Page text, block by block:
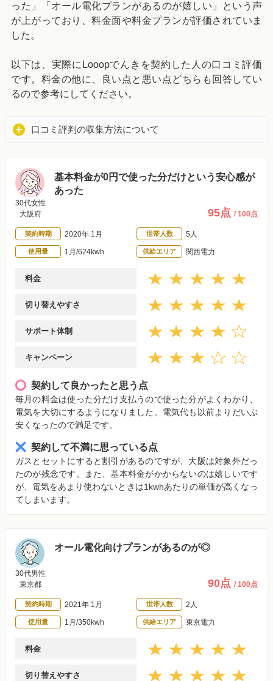
った」「オール電化プランがあるのが嬉しい」という声
が上がっており、料金面や料金プランが評価されていま
した。
以下は、実際にLooopでんきを契約した人の口コミ評価
です。料金の他に、良い点と悪い点どちらも回答してい
るので参考にしてください。
口コミ評判の収集方法について
基本料金が0円で使った分だけという安心感が
あった
30代女性
大阪府
95点 / 100点
契約時期 2020年 1月 世帯人数 5人
使用量 1月/624kwh 供給エリア 関西電力
料金
切り替えやすさ
サポート体制
キャンペーン
契約して良かったと思う点
毎月の料金は使った分だけ支払うので使った分がよくわかり、
電気を大切にするようになりました。電気代も以前よりだいぶ
安くなったので満足です。
契約して不満に思っている点
ガスとセットにすると割引があるのですが、大阪は対象外だっ
たのが残念です。また、基本料金がかからないのは嬉しいです
が、電気をあまり使わないときは1kwhあたりの単価が高くなっ
てしまいます。
オール電化向けプランがあるのが◎
30代男性
東京都
90点 / 100点
契約時期 2021年 1月 世帯人数 2人
使用量 1月/350kwh 供給エリア 東京電力
料金
切り替えやすさ